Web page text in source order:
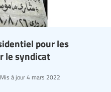
pour les
le syndicat
Mis à jour4 mars 2022